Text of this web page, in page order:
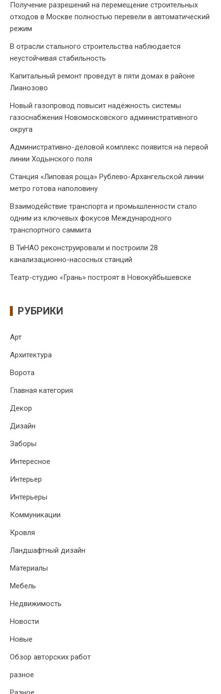
Получение разрешений на перемещение строительных
отходов в Москве полностью перевели в автоматический
режим
В отрасли стального строительства наблюдается
неустойчивая стабильность
Капитальный ремонт проведут в пяти домах в районе
Лианозово
Новый газопровод повысит надёжность системы
газоснабжения Новомосковского административного
округа
Административно-деловой комплекс появится на первой
линии Ходынского поля
Станция «Липовая роща» Рублево-Архангельской линии
метро готова наполовину
Взаимодействие транспорта и промышленности стало
одним из ключевых фокусов Международного
транспортного саммита
В ТиНАО реконструировали и построили 28
канализационно-насосных станций
Театр-студию «Грань» построят в Новокуйбышевске
РУБРИКИ
Арт
Архитектура
Ворота
Главная категория
Декор
Дизайн
Заборы
Интересное
Интерьер
Интерьеры
Коммуникации
Кровля
Ландшафтный дизайн
Материалы
Мебель
Недвижимость
Новости
Новые
Обзор авторских работ
разное